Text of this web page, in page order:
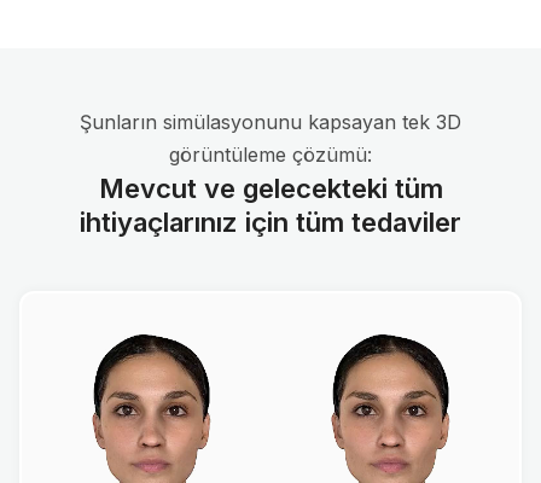
Şunların simülasyonunu kapsayan tek 3D
görüntüleme çözümü:
Mevcut ve gelecekteki tüm
ihtiyaçlarınız için tüm tedaviler